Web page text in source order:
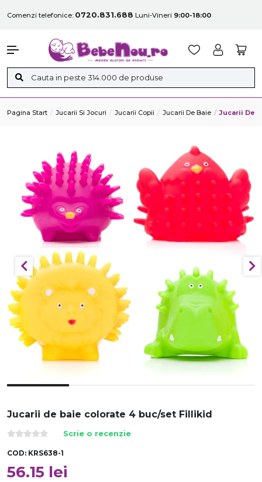
Comenzi telefonice: 0720.831.688 Luni-Vineri 9:00-18:00
Pagina Start Jucarii Si Jocuri Jucarii Copii Jucarii De Baie Jucarii De
Jucarii de baie colorate 4 buc/set Fillikid
Scrie o recenzie
COD: KRS638-1
56.15 lei